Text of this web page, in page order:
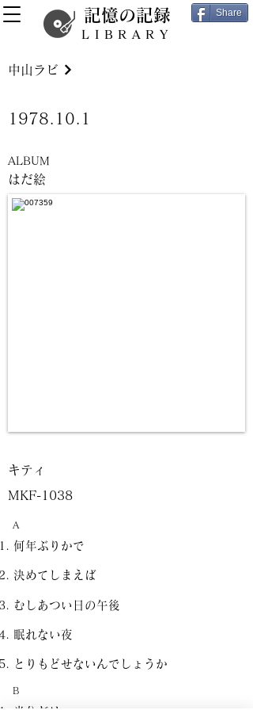
記憶の記録
LIBRARY
Share
はだ絵
A
何年ぶりかで
決めてしまえば
むしあつい日の午後
眠れない夜
とりもどせないんでしょうか
B
中山ラビ
1978.10.1
ALBUM
キティ
MKF-1038